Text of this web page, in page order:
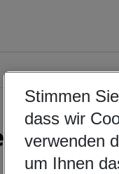
Stimmen
dass wir
verwenden
um Ihnen